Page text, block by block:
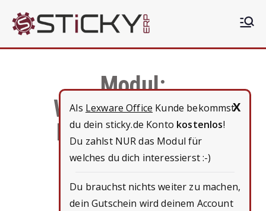
X
Als Lexware Office Kunde bekommst
du dein sticky.de Konto kostenlos!
Du zahlst NUR das Modul für
welches du dich interessierst :-)
Du brauchst nichts weiter zu machen,
dein Gutschein wird deinem Account
ERP
Die clevere ERP Lösung
Modul:
Wiederkehrende
Eingangsbelege